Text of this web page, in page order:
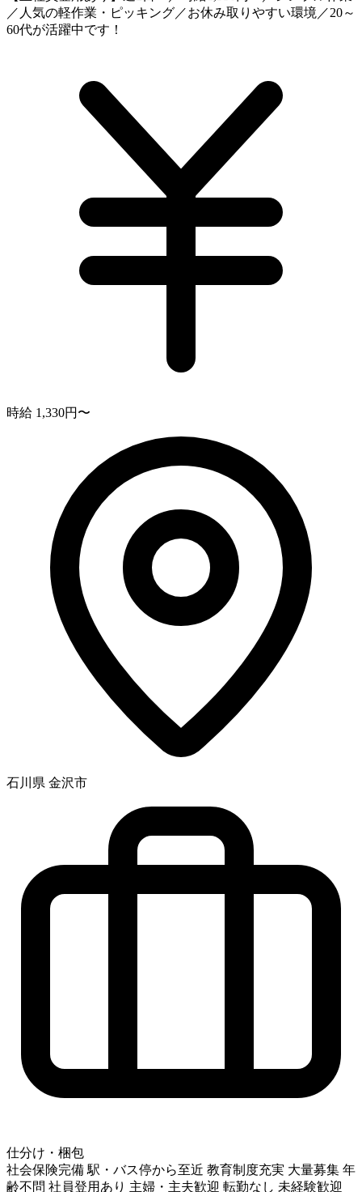
／人気の軽作業・ピッキング／お休み取りやすい環境／20～
60代が活躍中です！
時給 1,330円〜
石川県 金沢市
仕分け・梱包
社会保険完備 駅・バス停から至近 教育制度充実 大量募集 年
齢不問 社員登用あり 主婦・主夫歓迎 転勤なし 未経験歓迎